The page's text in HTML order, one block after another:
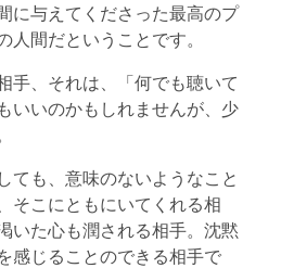
に与えてくださった最高のプ
人間だということです。
手、それは、「何でも聴いて
いいのかもしれませんが、少
ても、意味のないようなこと
そこにともにいてくれる相
いた心も潤される相手。沈黙
感じることのできる相手で